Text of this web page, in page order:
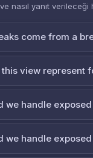
nasıl yanıt
come from a
view represent
we handle
we handle